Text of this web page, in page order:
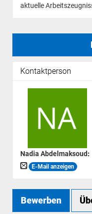
aktuelle
Kontaktperson
Nadia Abdelmaksoud:
E-Mail anzeigen
Bewerben